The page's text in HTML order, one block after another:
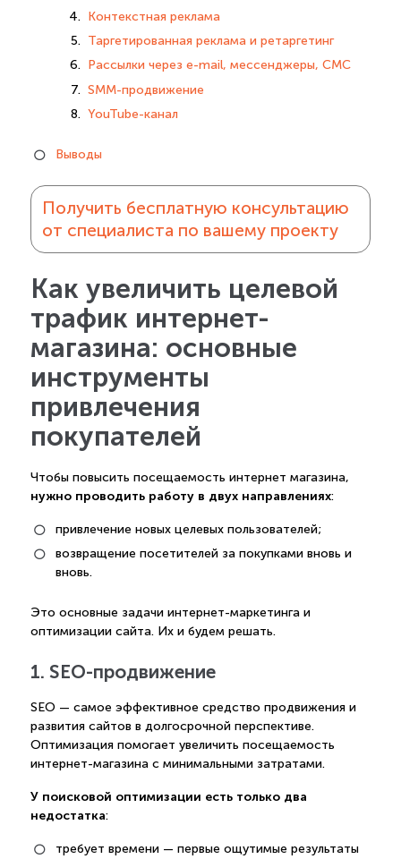
Контекстная реклама
Таргетированная реклама и ретаргетинг
Рассылки через e-mail, мессенджеры, СМС
SMM-продвижение
YouTube-канал
Выводы
Получить бесплатную консультацию
от специалиста по вашему проекту
Как увеличить целевой
трафик интернет-
магазина: основные
инструменты
привлечения
покупателей
Чтобы повысить посещаемость интернет магазина,
нужно проводить работу в двух направлениях:
привлечение новых целевых пользователей;
возвращение посетителей за покупками вновь и
вновь.
Это основные задачи интернет-маркетинга и
оптимизации сайта. Их и будем решать.
1. SEO-продвижение
SEO — самое эффективное средство продвижения и
развития сайтов в долгосрочной перспективе.
Оптимизация помогает увеличить посещаемость
интернет-магазина с минимальными затратами.
У поисковой оптимизации есть только два
недостатка:
требует времени — первые ощутимые результаты